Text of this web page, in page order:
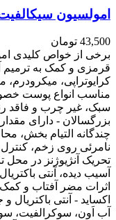
امولسیون
43,500 تومان
برخی از خواص کلیدی
قرمزی و کمک به ترمیم
کرایوتراپی، میکرودرم،
مناسب انواع پوست
سبک، غیر چرب و فاقد
بزرگسالان - دارای
چندگانه التیام بخش،
نامرئی روی زخم،
تحریک آنژیوژنز در
آسیب دیده، آنتی
اثرات مضر آفتاب و کمک
اکساید - آنتی باکتریال
آب اَون، سوکرالفیت،